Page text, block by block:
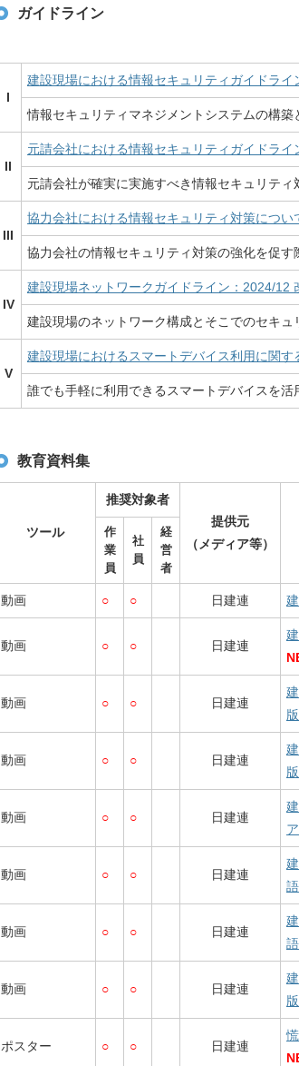
ガイドライン
I
建設現場における情報セキュリティガイドライ
情報セキュリティマネジメントシステムの構
II
元請会社における情報セキュリティガイドライ
元請会社が確実に実施すべき情報セキュリテ
III
協力会社における情報セキュリティ対策につい
協力会社の情報セキュリティ対策の強化を促
IV
建設現場ネットワークガイドライン：2024/12
建設現場のネットワーク構成とそこでのセキ
V
建設現場におけるスマートデバイス利用に関
誰でも手軽に利用できるスマートデバイスを
教育資料集
ツール
推奨対象者
提供元
（メディア等）
作
業
員
社
員
経
営
者
動画 ○ ○ 日建連
動画 ○ ○ 日建連
動画 ○ ○ 日建連
版
動画 ○ ○ 日建連
版
動画 ○ ○ 日建連
動画 ○ ○ 日建連
語
動画 ○ ○ 日建連
語
動画 ○ ○ 日建連
版
ポスター ○ ○ 日建連